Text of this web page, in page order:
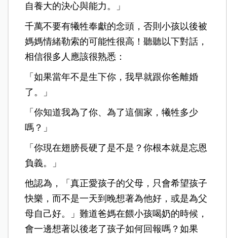
自養大的決心與能力。」
千萬不要有犧牲奉獻的念頭，否則小孩以後被
媽媽情緒勒索的可能性很高！聽聽以下對話，
相信很多人應該很熟悉：
「如果當年不是生下你，我早就跟你爸離婚
了。」
「你知道我為了你、為了這個家，犧牲多少
嗎？」
「你現在翅膀長硬了是不是？你根本就是忘恩
負義。」
他認為，「真正愛孩子的父母，只會希望孩子
快樂，而不是一天到晚想著為他好，或是為父
母自己好。」難道爸媽在餵小孩喝奶的時候，
會一邊想著以後老了孩子如何回報嗎？如果